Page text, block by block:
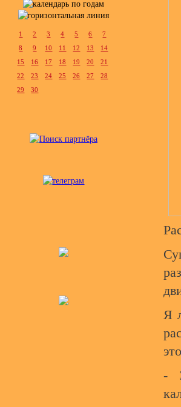
1 2 3 4 5 6
7
8
9 10 11 12 13
14
15
16 17 18 19 20
21
22
23 24 25 26 27
28
29
30
Я
-